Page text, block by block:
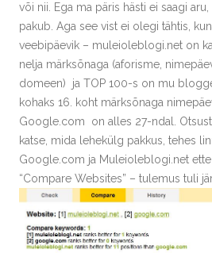
või nii. Ega ma päris hästi ei saagi
pakub. Aga see vist ei olegi tähtis,
veebipäevik – muleioleblogi.net on
nelja märksõnaga (aforisme,
domeen) ja TOP 100-s on mu
kohaks 16. koht märksõnaga
Google.com on alles 27-ndal.
katse, mida lehekülg pakkus, tehes
Google.com ja Muleioleblogi.net
“Compare Websites” – tulemus tuli